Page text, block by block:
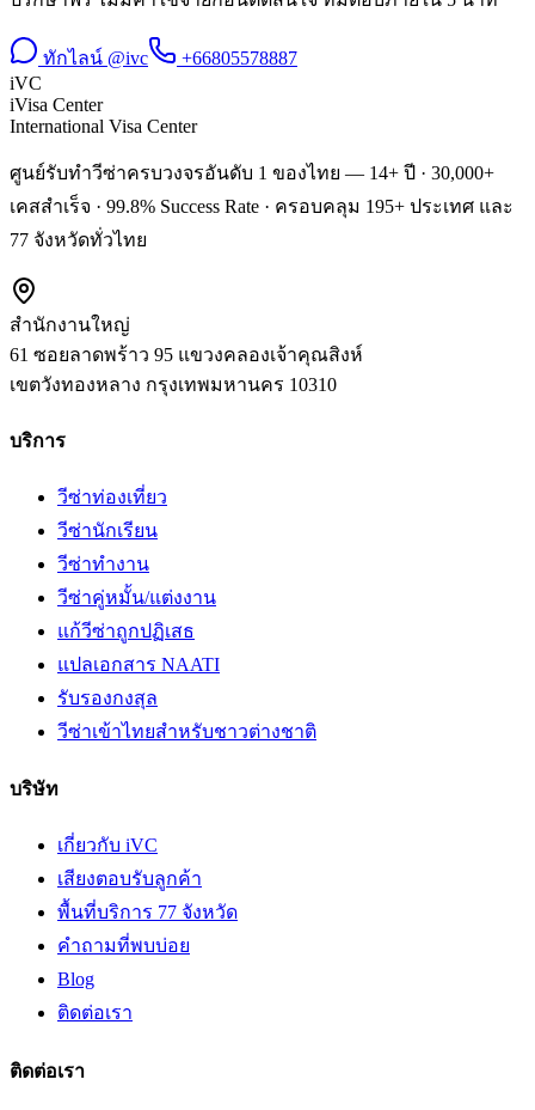
ทักไลน์ @ivc
+66805578887
iVC
iVisa Center
International Visa Center
ศูนย์รับทำวีซ่าครบวงจรอันดับ 1 ของไทย — 14+ ปี · 30,000+
เคสสำเร็จ · 99.8% Success Rate · ครอบคลุม 195+ ประเทศ และ
77 จังหวัดทั่วไทย
สำนักงานใหญ่
61 ซอยลาดพร้าว 95 แขวงคลองเจ้าคุณสิงห์
เขตวังทองหลาง กรุงเทพมหานคร 10310
บริการ
วีซ่าท่องเที่ยว
วีซ่านักเรียน
วีซ่าทำงาน
วีซ่าคู่หมั้น/แต่งงาน
แก้วีซ่าถูกปฏิเสธ
แปลเอกสาร NAATI
รับรองกงสุล
วีซ่าเข้าไทยสำหรับชาวต่างชาติ
บริษัท
เกี่ยวกับ iVC
เสียงตอบรับลูกค้า
พื้นที่บริการ 77 จังหวัด
คำถามที่พบบ่อย
Blog
ติดต่อเรา
ติดต่อเรา